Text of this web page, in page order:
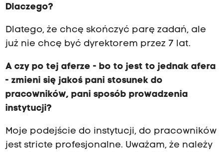
Dlaczego?
Dlatego, że chcę skończyć parę zadań, ale
już nie chcę być dyrektorem przez 7 lat.
A czy po tej aferze - bo to jest to jednak afera
- zmieni się jakoś pani stosunek do
pracowników, pani sposób prowadzenia
instytucji?
Moje podejście do instytucji, do pracowników
jest stricte profesjonalne. Uważam, że należy